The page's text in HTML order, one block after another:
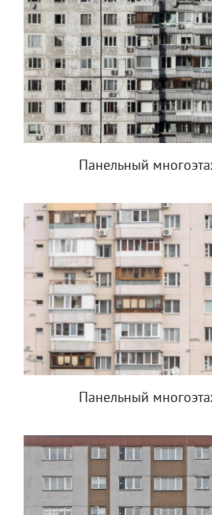
Панельный
Панельный